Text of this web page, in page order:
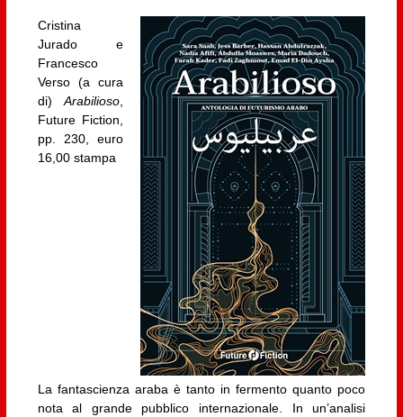
Cristina
Jurado e
Francesco
Verso (a cura
di) Arabilioso,
Future Fiction,
pp. 230, euro
16,00 stampa
La fantascienza araba è tanto in fermento quanto poco
nota al grande pubblico internazionale. In un’analisi